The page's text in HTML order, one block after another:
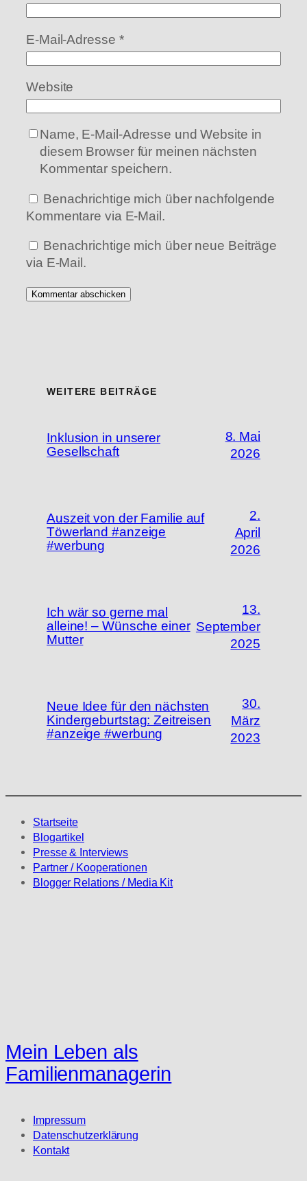
E-Mail-Adresse *
Website
Name, E-Mail-Adresse und Website in
diesem Browser für meinen nächsten
Kommentar speichern.
Benachrichtige mich über nachfolgende
Kommentare via E-Mail.
Benachrichtige mich über neue Beiträge
via E-Mail.
WEITERE BEITRÄGE
Inklusion in unserer
Gesellschaft
8. Mai
2026
Auszeit von der Familie auf
Töwerland #anzeige
#werbung
2.
April
2026
Ich wär so gerne mal
alleine! – Wünsche einer
Mutter
13.
September
2025
Neue Idee für den nächsten
Kindergeburtstag: Zeitreisen
#anzeige #werbung
30.
März
2023
Startseite
Blogartikel
Presse & Interviews
Partner / Kooperationen
Blogger Relations / Media Kit
Mein Leben als
Familienmanagerin
Impressum
Datenschutzerklärung
Kontakt